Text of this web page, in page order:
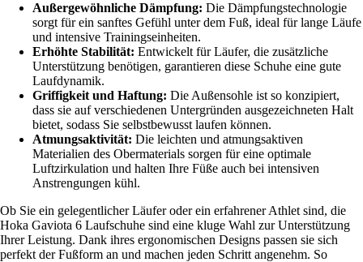
Außergewöhnliche Dämpfung: Die Dämpfungstechnologie
sorgt für ein sanftes Gefühl unter dem Fuß, ideal für lange Läufe
und intensive Trainingseinheiten.
Erhöhte Stabilität: Entwickelt für Läufer, die zusätzliche
Unterstützung benötigen, garantieren diese Schuhe eine gute
Laufdynamik.
Griffigkeit und Haftung: Die Außensohle ist so konzipiert,
dass sie auf verschiedenen Untergründen ausgezeichneten Halt
bietet, sodass Sie selbstbewusst laufen können.
Atmungsaktivität: Die leichten und atmungsaktiven
Materialien des Obermaterials sorgen für eine optimale
Luftzirkulation und halten Ihre Füße auch bei intensiven
Anstrengungen kühl.
Ob Sie ein gelegentlicher Läufer oder ein erfahrener Athlet sind, die
Hoka Gaviota 6 Laufschuhe sind eine kluge Wahl zur Unterstützung
Ihrer Leistung. Dank ihres ergonomischen Designs passen sie sich
perfekt der Fußform an und machen jeden Schritt angenehm. So